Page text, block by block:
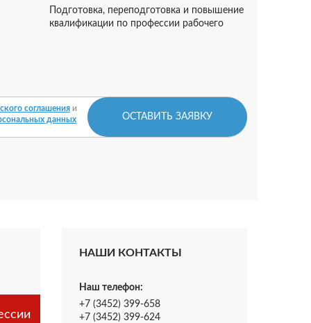
Подготовка, переподготовка и повышение
квалификации по профессии рабочего
соглашения и
данных ОСТАВИТЬ ЗАЯВКУ
НАШИ КОНТАКТЫ
Наш телефон:
+7 (3452) 399-658
+7 (3452) 399-624